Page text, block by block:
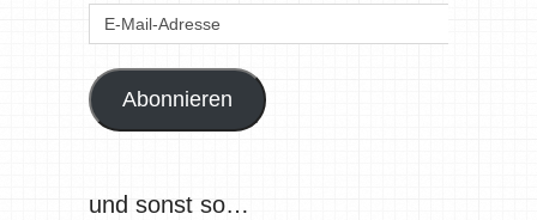
E-
Abonnieren
und sonst so…